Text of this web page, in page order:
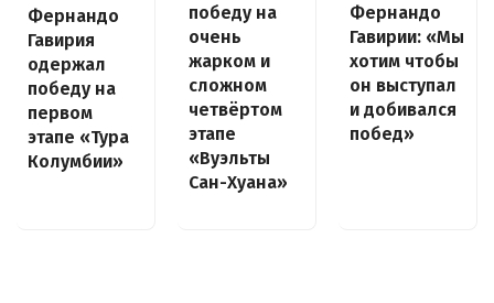
Фернандо
Гавирия
одержал
победу на
первом
этапе «Тура
Колумбии»
победу на
очень
жарком и
сложном
четвёртом
этапе
«Вуэльты
Сан-Хуана»
Фернандо
Гавирии: «Мы
хотим чтобы
он выступал
и добивался
побед»